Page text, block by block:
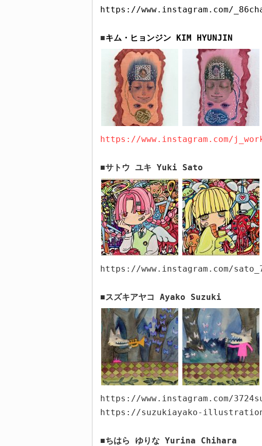
https://www.instagram.com/
■キム・ヒョンジン KIM HYUNJIN
https://www.instagram.com/
■サトウ ユキ Yuki Sato
https://www.instagram.com/
■スズキアヤコ Ayako Suzuki
https://www.instagram.com/
https://suzukiayako-
■ちはら ゆりな Yurina Chihara